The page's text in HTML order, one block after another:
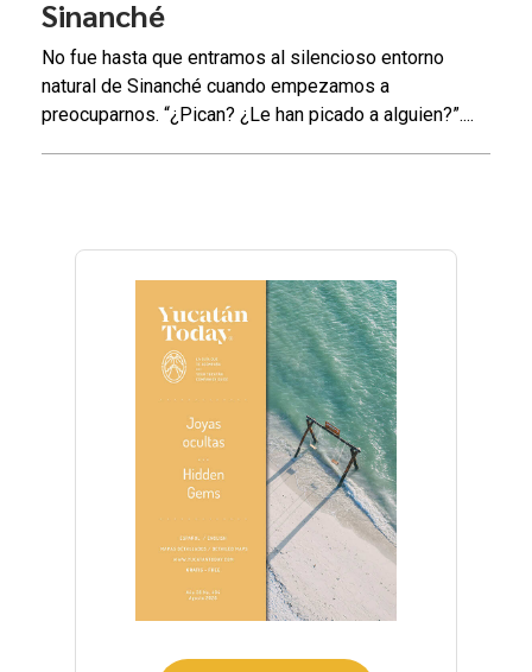
Sinanché
No fue hasta que entramos al silencioso entorno
natural de Sinanché cuando empezamos a
preocuparnos. “¿Pican? ¿Le han picado a alguien?”....